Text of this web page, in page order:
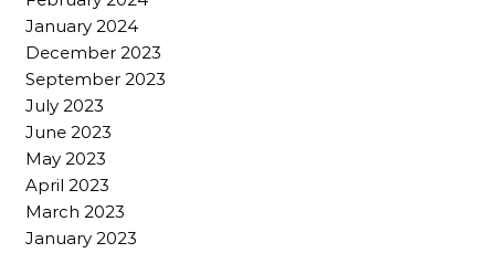
January 2024
December 2023
September 2023
July 2023
June 2023
May 2023
April 2023
March 2023
January 2023